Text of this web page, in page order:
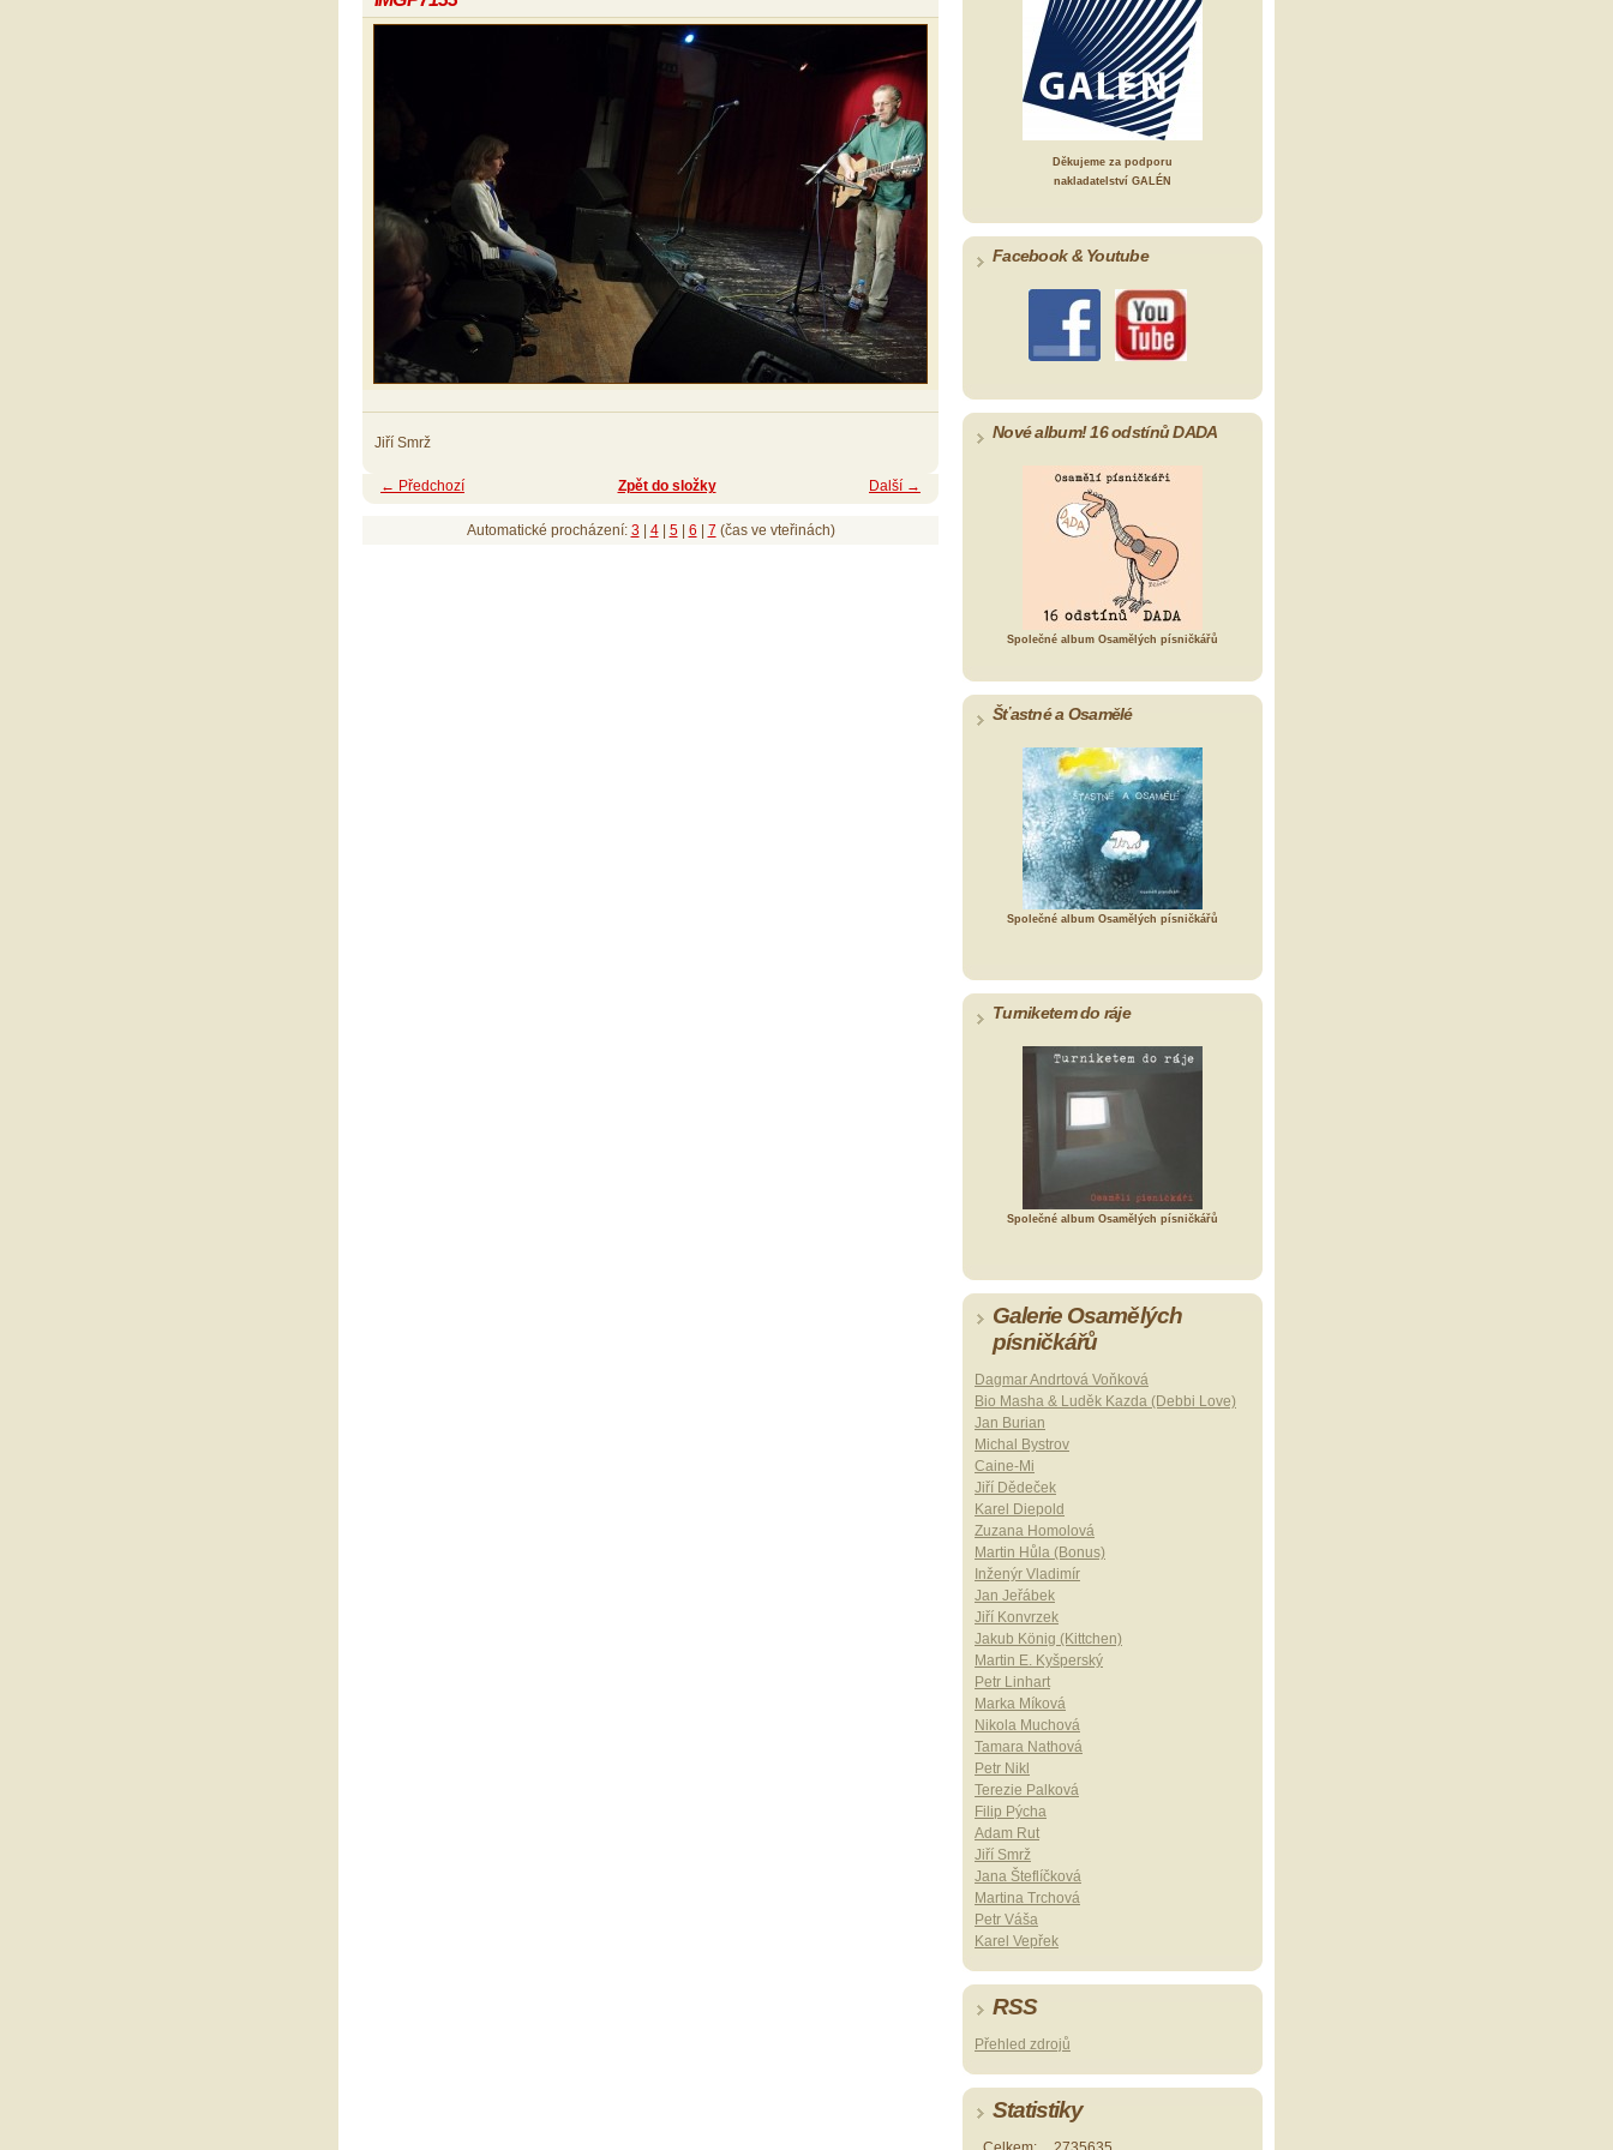
Jiří Smrž
← Předchozí Další →
Zpět do složky
Automatické procházení: 3| 4| 5| 6 7 (čas ve vteřinách)
Děkujeme za podporu
nakladatelství GALÉN
Facebook & Youtube
Nové album! 16 odstínů DADA
Společné album Osamělých písničkářů
Šťastné a Osamělé
Společné album Osamělých písničkářů
Turniketem do ráje
Společné album Osamělých písničkářů
Galerie Osamělých
písničkářů
Dagmar Andrtová Voňková
Bio Masha & Luděk Kazda (Debbi Love)
Jan Burian
Michal Bystrov
Caine-Mi
Jiří Dědeček
Karel Diepold
Zuzana Homolová
Martin Hůla (Bonus)
Inženýr Vladimír
Jan Jeřábek
Jiří Konvrzek
Jakub König (Kittchen)
Martin E. Kyšperský
Petr Linhart
Marka Míková
Nikola Muchová
Tamara Nathová
Petr Nikl
Terezie Palková
Filip Pýcha
Adam Rut
Jiří Smrž
Jana Šteflíčková
Martina Trchová
Petr Váša
Karel Vepřek
RSS
Přehled zdrojů
Statistiky